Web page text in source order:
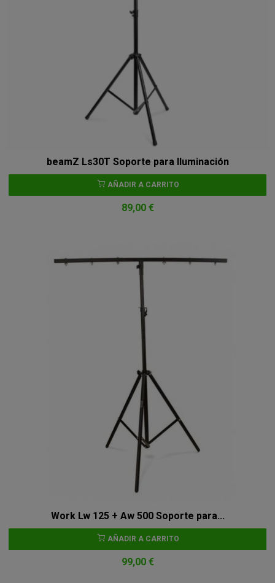
beamZ Ls30T Soporte para Iluminación
AÑADIR A CARRITO
89,00 €
Work Lw 125 + Aw 500 Soporte para...
AÑADIR A CARRITO
99,00 €